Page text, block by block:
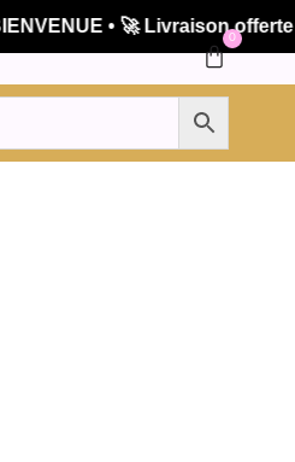
• 🚀 Livraison offerte
0